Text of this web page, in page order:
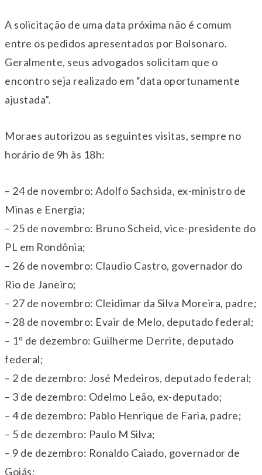
A solicitação de uma data próxima não é comum
entre os pedidos apresentados por Bolsonaro.
Geralmente, seus advogados solicitam que o
encontro seja realizado em “data oportunamente
ajustada”.
Moraes autorizou as seguintes visitas, sempre no
horário de 9h às 18h:
– 24 de novembro: Adolfo Sachsida, ex-ministro de
Minas e Energia;
– 25 de novembro: Bruno Scheid, vice-presidente do
PL em Rondônia;
– 26 de novembro: Claudio Castro, governador do
Rio de Janeiro;
– 27 de novembro: Cleidimar da Silva Moreira, padre;
– 28 de novembro: Evair de Melo, deputado federal;
– 1º de dezembro: Guilherme Derrite, deputado
federal;
– 2 de dezembro: José Medeiros, deputado federal;
– 3 de dezembro: Odelmo Leão, ex-deputado;
– 4 de dezembro: Pablo Henrique de Faria, padre;
– 5 de dezembro: Paulo M Silva;
– 9 de dezembro: Ronaldo Caiado, governador de
Goiás;